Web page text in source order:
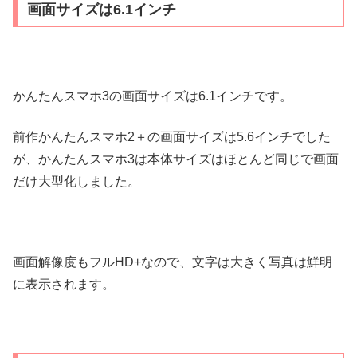
画面サイズは6.1インチ
かんたんスマホ3の画面サイズは6.1インチです。
前作かんたんスマホ2＋の画面サイズは5.6インチでした
が、かんたんスマホ3は本体サイズはほとんど同じで画面
だけ大型化しました。
画面解像度もフルHD+なので、文字は大きく写真は鮮明
に表示されます。